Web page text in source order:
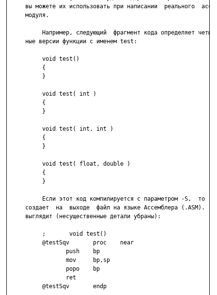
вы можете их использовать при написании  реального
     модуля.
Например, следующий  фрагмент кода определяет
     ные версии функции с именем test:
          void test()
          {
          }
          void test( int )
          {
          }
          void test( int, int )
          {
          }
          void test( float, double )
          {
          }
Если этот код компилируется с параметром -S,  то
создает  на  выходе  файл на языке Ассемблера (.ASM).
     выглядит (несущественные детали убраны):
          ;       void test()
          @testSqv       proc    near
                 push    bp
                 mov     bp,sp
                 popo    bp
                 ret
          @testSqv       endp